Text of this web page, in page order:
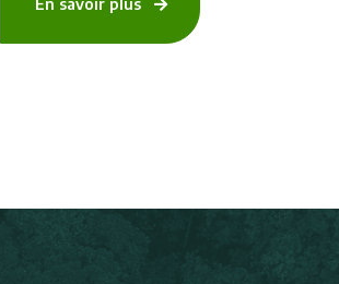
En savoir plus